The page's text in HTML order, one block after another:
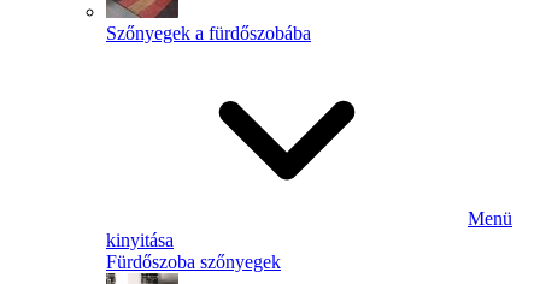
Szőnyegek a fürdőszobába
Menü
kinyitása
Fürdőszoba szőnyegek